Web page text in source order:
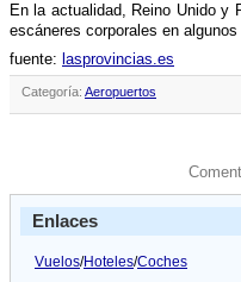
En la actualidad, Reino Unido y
escáneres corporales en
fuente: lasprovincias.es
Categoría: Aeropuertos
Enlaces
Vuelos/Hoteles/Coches